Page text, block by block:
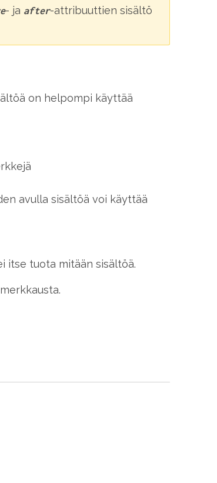
- ja after-attribuuttien sisältö
on helpompi käyttää
avulla sisältöä voi käyttää
itse tuota mitään sisältöä.